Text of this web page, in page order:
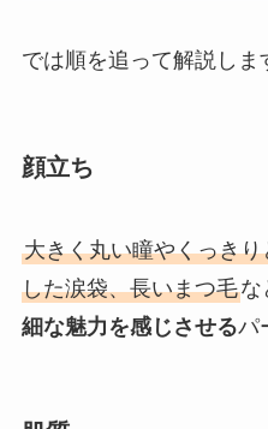
では順を追って解説しま
顔立ち
大きく丸い瞳やくっき
した涙袋、長いまつ毛な
細な魅力を感じさせるパ